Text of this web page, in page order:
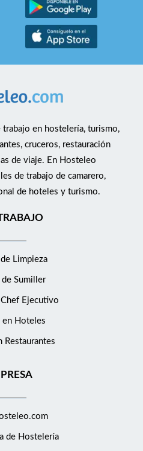
en hostelería, turismo,
cruceros, restauración
de viaje. En Hosteleo
de trabajo de camarero,
de hoteles y turismo.
de Limpieza
de Sumiller
Chef Ejecutivo
en Hoteles
Restaurantes
de Hostelería